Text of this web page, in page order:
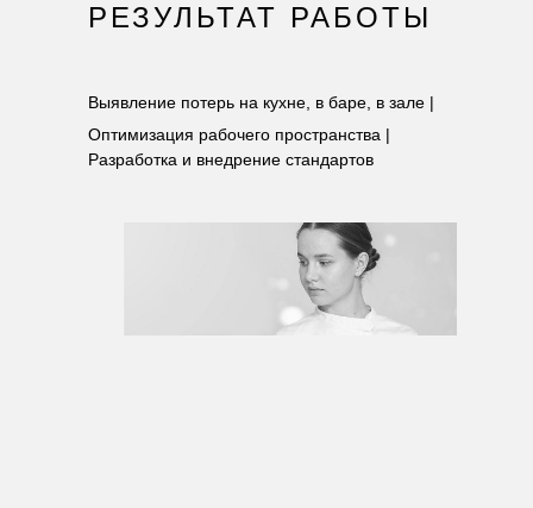
РЕЗУЛЬТАТ РАБОТЫ
Выявление потерь на кухне, в баре, в зале |
Оптимизация рабочего пространства |
Разработка и внедрение стандартов